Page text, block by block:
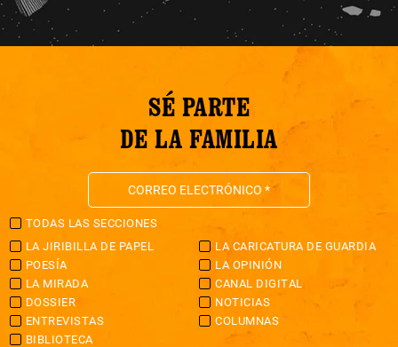
SÉ PARTE
DE LA FAMILIA
TODAS LAS SECCIONES
LA JIRIBILLA DE PAPEL
LA CARICATURA DE GUARDIA
POESÍA
LA OPINIÓN
LA MIRADA
CANAL DIGITAL
DOSSIER
NOTICIAS
ENTREVISTAS
COLUMNAS
BIBLIOTECA